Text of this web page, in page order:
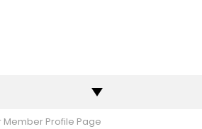
Profile Page